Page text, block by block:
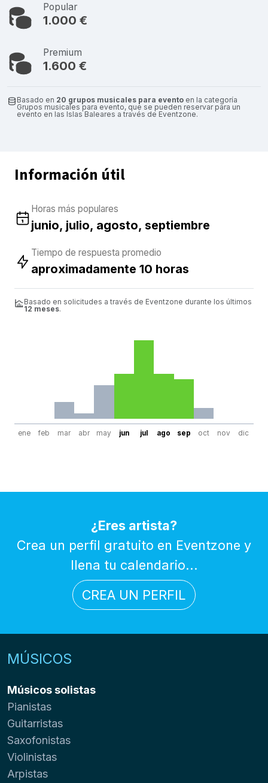
Popular
1.000 €
Premium
1.600 €
Basado en 20 grupos musicales para evento en la categoría
Grupos musicales para evento, que se pueden reservar para un
evento en las Islas Baleares a través de Eventzone.
Información útil
Horas más populares
junio, julio, agosto, septiembre
Tiempo de respuesta promedio
aproximadamente 10 horas
Basado en solicitudes a través de Eventzone durante los últimos
12 meses.
ene feb mar abr may jun jul ago sep oct nov dic
¿Eres artista?
Crea un perfil gratuito en Eventzone y
llena tu calendario...
CREA UN PERFIL
MÚSICOS
Músicos solistas
Pianistas
Guitarristas
Saxofonistas
Violinistas
Arpistas